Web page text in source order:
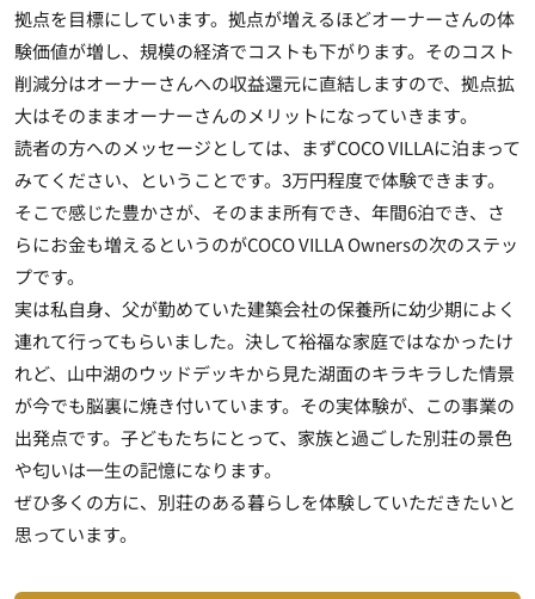
拠点を目標にしています。拠点が増えるほどオーナーさんの体
験価値が増し、規模の経済でコストも下がります。そのコスト
削減分はオーナーさんへの収益還元に直結しますので、拠点拡
大はそのままオーナーさんのメリットになっていきます。
読者の方へのメッセージとしては、まずCOCO VILLAに泊まって
みてください、ということです。3万円程度で体験できます。
そこで感じた豊かさが、そのまま所有でき、年間6泊でき、さ
らにお金も増えるというのがCOCO VILLA Ownersの次のステッ
プです。
実は私自身、父が勤めていた建築会社の保養所に幼少期によく
連れて行ってもらいました。決して裕福な家庭ではなかったけ
れど、山中湖のウッドデッキから見た湖面のキラキラした情景
が今でも脳裏に焼き付いています。その実体験が、この事業の
出発点です。子どもたちにとって、家族と過ごした別荘の景色
や匂いは一生の記憶になります。
ぜひ多くの方に、別荘のある暮らしを体験していただきたいと
思っています。